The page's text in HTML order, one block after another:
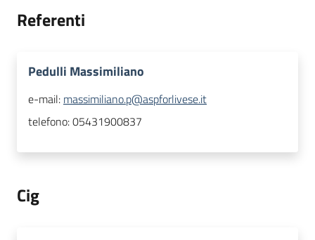
Referenti
Pedulli Massimiliano
e-mail: massimiliano.p@aspforlivese.it
telefono:05431900837
Cig